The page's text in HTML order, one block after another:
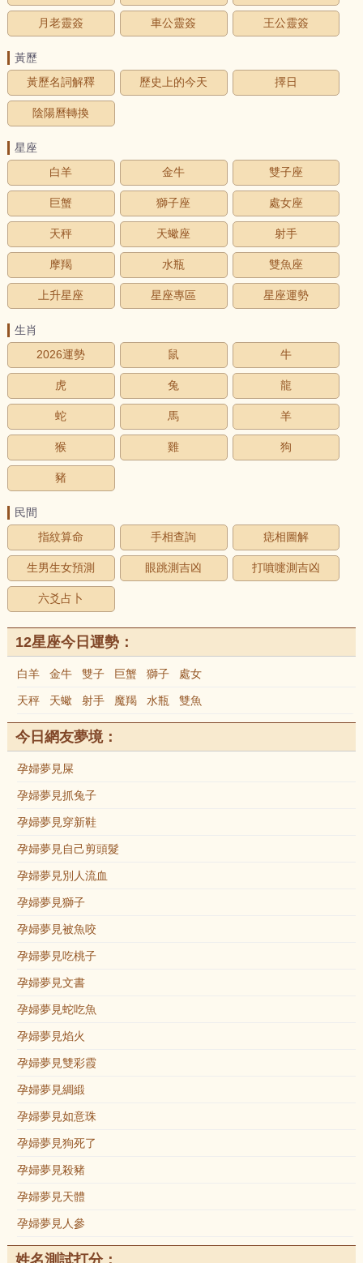
月老靈簽 車公靈簽 王公靈簽
黃歷
黃歷名詞解釋
歷史上的今天 擇日
陰陽曆轉換
星座
白羊
金牛 雙子座
巨蟹 獅子座 處女座
天秤 天蠍座 射手
摩羯 水瓶 雙魚座
上升星座 星座專區 星座運勢
生肖
2026運勢
鼠 牛
虎 兔 龍
蛇 馬 羊
猴 雞 狗
豬
民間
指紋算命
手相查詢 痣相圖解
生男生女預測 眼跳測吉凶 打噴嚏測吉凶
六爻占卜
12星座今日運勢：
白羊 金牛 雙子 巨蟹 獅子 處女
天秤 天蠍 射手 魔羯 水瓶 雙魚
今日網友夢境：
孕婦夢見屎
孕婦夢見抓兔子
孕婦夢見穿新鞋
孕婦夢見自己剪頭髮
孕婦夢見別人流血
孕婦夢見獅子
孕婦夢見被魚咬
孕婦夢見吃桃子
孕婦夢見文書
孕婦夢見蛇吃魚
孕婦夢見焰火
孕婦夢見雙彩霞
孕婦夢見綢緞
孕婦夢見如意珠
孕婦夢見狗死了
孕婦夢見殺豬
孕婦夢見天體
孕婦夢見人參
姓名測試打分：